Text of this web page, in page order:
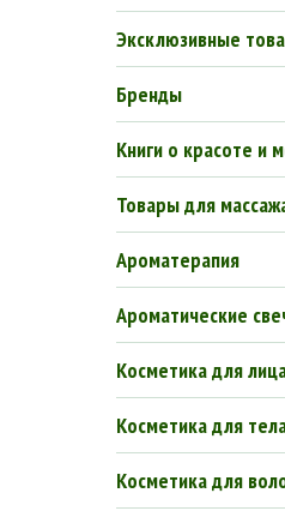
Эксклюзивные
Бренды
Книги о красоте и
Товары для
Ароматерапия
Ароматические
Косметика для
Косметика для
Косметика для